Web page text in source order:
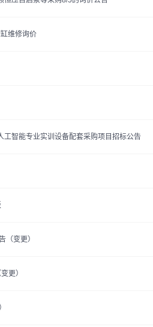
维修询价
工智能专业实训设备配套采购项目招标公告
（变更）
更）